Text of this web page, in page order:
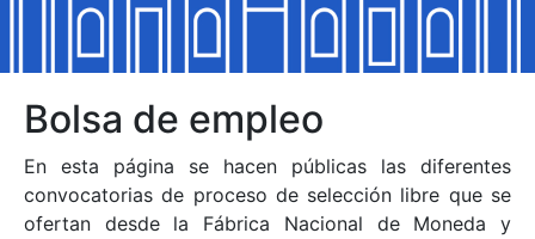
Mostrar/Ocultar
Mostrar/Ocultar
Mostrar/Ocultar
Bolsa de empleo
En esta página se hacen públicas las diferentes
convocatorias de proceso de selección libre que se
ofertan desde la Fábrica Nacional de Moneda y